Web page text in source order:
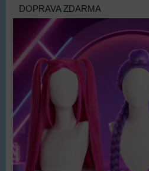
DOPRAVA ZDARMA